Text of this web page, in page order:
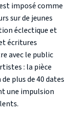
imposé comme
sur de jeunes
éclectique et
écritures
avec le public
: la pièce
plus de 40 dates
une impulsion